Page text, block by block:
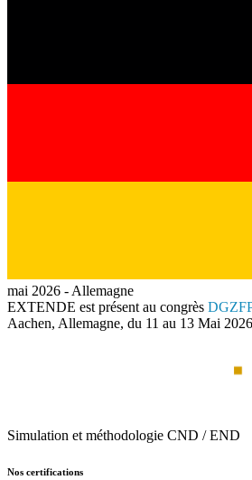
mai 2026 - Allemagne
EXTENDE est présent au congrès
Aachen, Allemagne, du 11 au 13 Mai
Simulation et méthodologie CND / END
Nos certifications